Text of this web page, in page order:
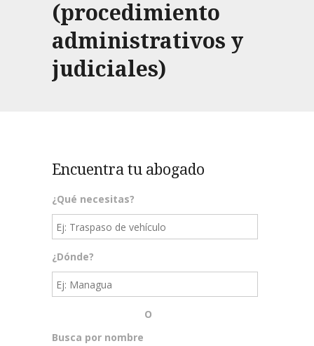
(procedimiento
administrativos y
judiciales)
Encuentra tu abogado
¿Qué necesitas?
¿Dónde?
O
Busca por nombre